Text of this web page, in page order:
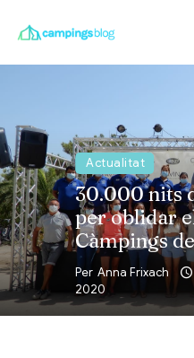
Amb
En família
On anar
Què fer
Inspiració
Ofertes
Totes
Actualitat
30.000 nits
per oblidar
Càmpings
Per Anna Frixach
2020